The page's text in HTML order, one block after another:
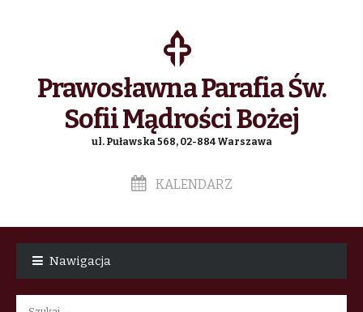
Prawosławna Parafia Św.
Sofii Mądrości Bożej
ul. Puławska 568, 02-884 Warszawa
KALENDARZ
Nawigacja
Szukaj: